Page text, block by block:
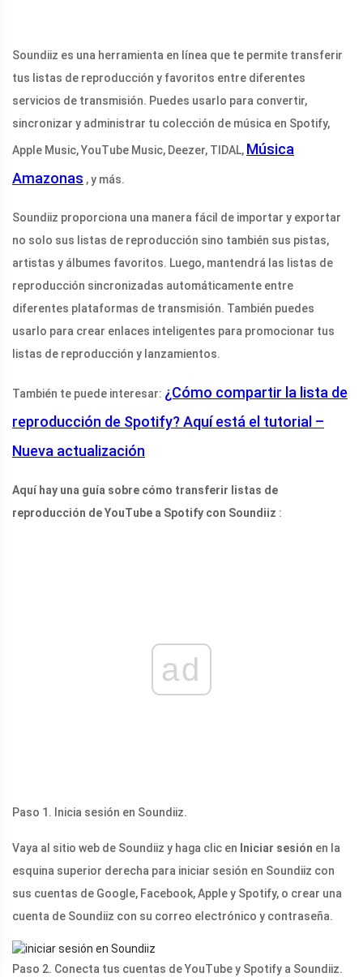
Soundiiz es una herramienta en línea que te permite transferir
tus listas de reproducción y favoritos entre diferentes
servicios de transmisión. Puedes usarlo para convertir,
sincronizar y administrar tu colección de música en Spotify,
Apple Music, YouTube Music, Deezer, TIDAL, Música
Amazonas , y más.
Soundiiz proporciona una manera fácil de importar y exportar
no solo sus listas de reproducción sino también sus pistas,
artistas y álbumes favoritos. Luego, mantendrá las listas de
reproducción sincronizadas automáticamente entre
diferentes plataformas de transmisión. También puedes
usarlo para crear enlaces inteligentes para promocionar tus
listas de reproducción y lanzamientos.
También te puede interesar: ¿Cómo compartir la lista de
reproducción de Spotify? Aquí está el tutorial –
Nueva actualización
Aquí hay una guía sobre cómo transferir listas de
reproducción de YouTube a Spotify con Soundiiz :
ad
Paso 1. Inicia sesión en Soundiiz.
Vaya al sitio web de Soundiiz y haga clic en Iniciar sesión en la
esquina superior derecha para iniciar sesión en Soundiiz con
sus cuentas de Google, Facebook, Apple y Spotify, o crear una
cuenta de Soundiiz con su correo electrónico y contraseña.
Paso 2. Conecta tus cuentas de YouTube y Spotify a Soundiiz.